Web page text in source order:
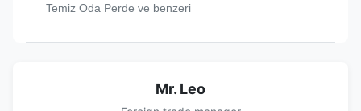
Temiz Oda Perde ve benzeri
Mr. Leo